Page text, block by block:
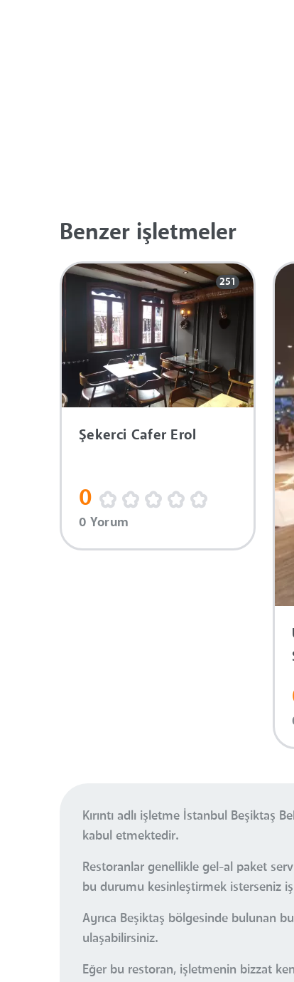
Benzer işletmeler
251
Şekerci Cafer Erol
0
0 Yorum
Kırıntı adlı işletme İstanbul
kabul etmektedir.
Restoranlar genellikle gel-al paket
bu durumu kesinleştirmek isterseniz
Ayrıca Beşiktaş bölgesinde bulunan
ulaşabilirsiniz.
Eğer bu restoran, işletmenin bizzat